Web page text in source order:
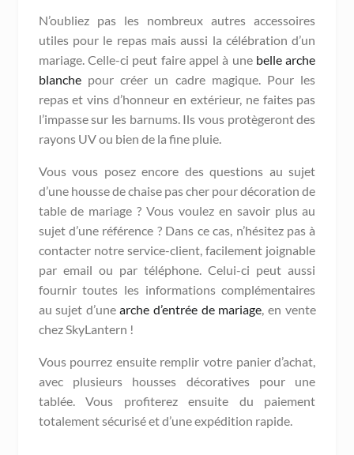
N’oubliez pas les nombreux autres accessoires
utiles pour le repas mais aussi la célébration d’un
mariage. Celle-ci peut faire appel à une belle arche
blanchepour créer un cadre magique. Pour les
repas et vins d’honneur en extérieur, ne faites pas
l’impasse sur les barnums. Ils vous protègeront des
rayons UV ou bien de la fine pluie.
Vous vous posez encore des questions au sujet
d’une housse de chaise pas cher pour décoration de
table de mariage ? Vous voulez en savoir plus au
sujet d’une référence ? Dans ce cas, n’hésitez pas à
contacter notre service-client, facilement joignable
par email ou par téléphone. Celui-ci peut aussi
fournir toutes les informations complémentaires
au sujet d’unearche d’entrée de mariage , en vente
chez SkyLantern !
Vous pourrez ensuite remplir votre panier d’achat,
avec plusieurs housses décoratives pour une
tablée. Vous profiterez ensuite du paiement
totalement sécurisé et d’une expédition rapide.